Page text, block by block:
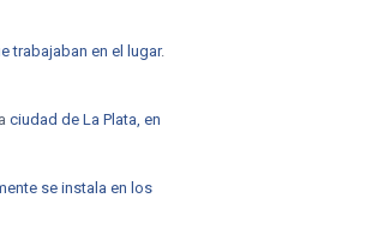
trabajaban en el lugar.
ciudad de La Plata, en
se instala en los